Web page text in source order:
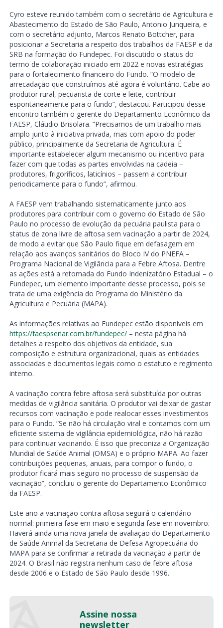
Cyro esteve reunido também com o secretário de Agricultura e
Abastecimento do Estado de São Paulo, Antonio Junqueira, e
com o secretário adjunto, Marcos Renato Böttcher, para
posicionar a Secretaria a respeito dos trabalhos da FAESP e da
SRB na formação do Fundepec. Foi discutido o status do
termo de colaboração iniciado em 2022 e novas estratégias
para o fortalecimento financeiro do Fundo. “O modelo de
arrecadação que construímos até agora é voluntário. Cabe ao
produtor rural, pecuarista de corte e leite, contribuir
espontaneamente para o fundo”, destacou. Participou desse
encontro também o gerente do Departamento Econômico da
FAESP, Cláudio Brisolara. “Precisamos de um trabalho mais
amplo junto à iniciativa privada, mas com apoio do poder
público, principalmente da Secretaria de Agricultura. É
importante estabelecer algum mecanismo ou incentivo para
fazer com que todas as partes envolvidas na cadeia –
produtores, frigoríficos, laticínios – passem a contribuir
periodicamente para o fundo”, afirmou.
A FAESP vem trabalhando sistematicamente junto aos
produtores para contribuir com o governo do Estado de São
Paulo no processo de evolução da pecuária paulista para o
status de zona livre de aftosa sem vacinação a partir de 2024,
de modo a evitar que São Paulo fique em defasagem em
relação aos avanços sanitários do Bloco IV do PNEFA –
Programa Nacional de Vigilância para a Febre Aftosa. Dentre
as ações está a retomada do Fundo Indenizatório Estadual – o
Fundepec, um elemento importante desse processo, pois se
trata de uma exigência do Programa do Ministério da
Agricultura e Pecuária (MAPA).
As informações relativas ao Fundepec estão disponíveis em
https://faespsenar.com.br/fundepec/– nesta página há
detalhes a respeito dos objetivos da entidade, sua
composição e estrutura organizacional, quais as entidades
associadas e documentos legais como o estatuto e regimento
interno.
A vacinação contra febre aftosa será substituída por outras
medidas de vigilância sanitária. O produtor vai deixar de gastar
recursos com vacinação e pode realocar esses investimentos
para o Fundo. “Se não há circulação viral e contamos com um
eficiente sistema de vigilância epidemiológica, não há razão
para continuar vacinando. É isso que preconiza a Organização
Mundial de Saúde Animal (OMSA) e o próprio MAPA. Ao fazer
contribuições pequenas, anuais, para compor o fundo, o
produtor ficará mais seguro no processo de suspensão da
vacinação”, concluiu o gerente do Departamento Econômico
da FAESP.
Este ano a vacinação contra aftosa seguirá o calendário
normal: primeira fase em maio e segunda fase em novembro.
Haverá ainda uma nova janela de avaliação do Departamento
de Saúde Animal da Secretaria de Defesa Agropecuária do
MAPA para se confirmar a retirada da vacinação a partir de
2024. O Brasil não registra nenhum caso de febre aftosa
desde 2006 e o Estado de São Paulo desde 1996.
Assine nossa
newsletter